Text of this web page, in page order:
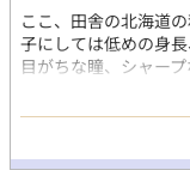
ここ、田舎の北海道
子にしては低めの身
目がちな瞳、シャー
やと)だった。 彼と
は、何故か彼に気に
味のなかった壱輝だ
つ気になり始めて…